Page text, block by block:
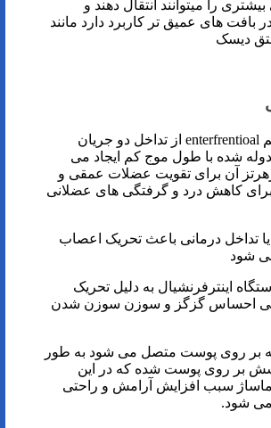
را میتوانند انتقال دهند و
های عمیق تر کاربرد دارد مانند
دیسک
جريان ناشی از سیستم enterfrentioal از تداخل دو جريان
شده با طول موج کم ايجاد می
آن برای تقويت عضلات عمقی و
برای كاهش درد و گرفتگی های عضلانی
یا تداخل درمانی باعث تحریک اعصاب
شود
اینترفرنشیال به دلیل تحریک
احساس گزگز و سوزن سوزن شدن
که بر روی پوست متصل می شود به طور
بر روی پوست شده که در این
سبب افزایش آرامش و راحتی
می شود.